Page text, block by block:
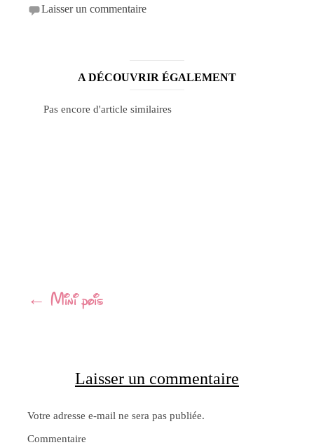
Laisser un commentaire
A DÉCOUVRIR ÉGALEMENT
Pas encore d'article similaires
Navigation
← Mini pois
Laisser un commentaire
Votre adresse e-mail ne sera pas publiée.
Commentaire